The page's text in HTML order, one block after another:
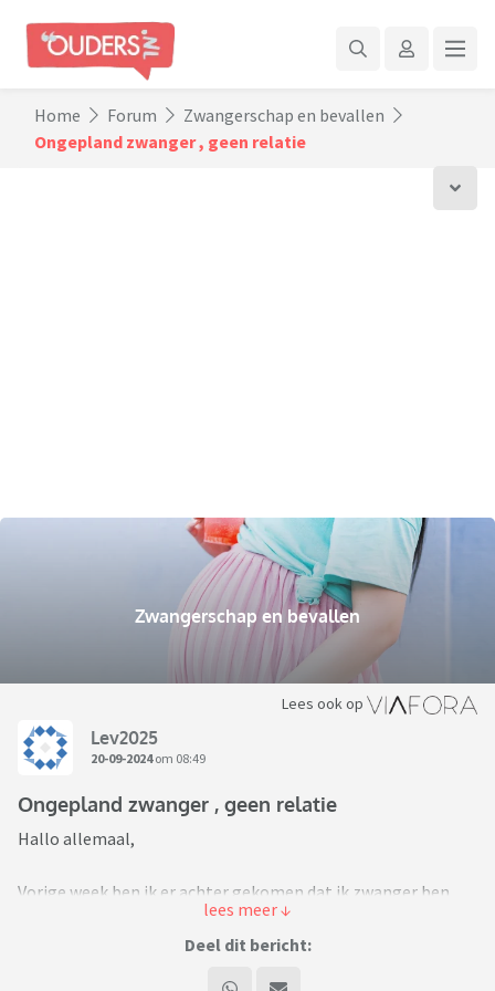
Home Forum
Zwangerschap en bevallen
Ongepland zwanger , geen relatie
Zwangerschap en bevallen
Lees ook op
Lev2025
20-09-2024om 08:49
Ongepland zwanger , geen relatie
Hallo allemaal,
Vorige week ben ik er achter gekomen dat ik zwanger ben.
Waarschijnlijk 6 a 7 weken.
Deel dit bericht: